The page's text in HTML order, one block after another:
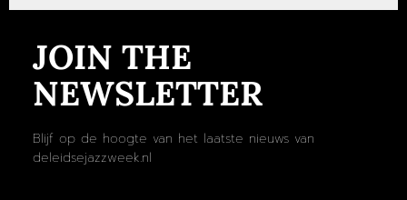
JOIN THE
NEWSLETTER
Blijf op de hoogte van het laatste nieuws van
deleidsejazzweek.nl